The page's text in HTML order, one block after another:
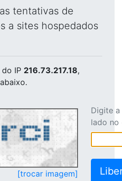
tentativas de
a sites hospedados
do IP 216.73.217.18,
[trocar imagem]
Digite
lado no